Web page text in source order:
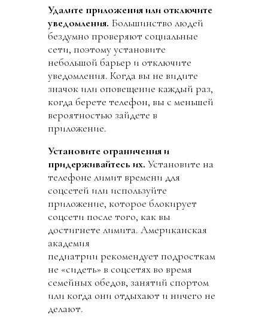
Удалите приложения или отключите
уведомления. Большинство людей
бездумно проверяют социальные
сети, поэтому установите
небольшой барьер и отключите
уведомления. Когда вы не видите
значок или оповещение каждый раз,
когда берете телефон, вы с меньшей
вероятностью зайдете в
приложение.
Установите ограничения и
придерживайтесь их. Установите на
телефоне лимит времени для
соцсетей или используйте
приложение, которое блокирует
соцсети после того, как вы
достигнете лимита. Американская
академия
педиатрии рекомендует подросткам
не «сидеть» в соцсетях во время
семейных обедов, занятий спортом
или когда они отдыхают и ничего не
делают.